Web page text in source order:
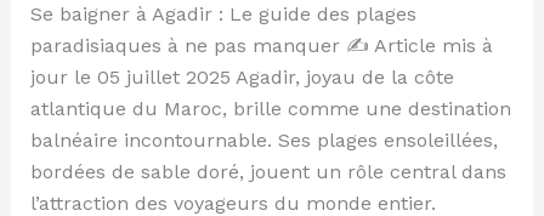
Se baigner à Agadir : Le guide des plages
paradisiaques à ne pas manquer ✍️ Article mis à
jour le 05 juillet 2025 Agadir, joyau de la côte
atlantique du Maroc, brille comme une destination
balnéaire incontournable. Ses plages ensoleillées,
bordées de sable doré, jouent un rôle central dans
l’attraction des voyageurs du monde entier.
plages
paradisiaques
à
ne
pas
manquer